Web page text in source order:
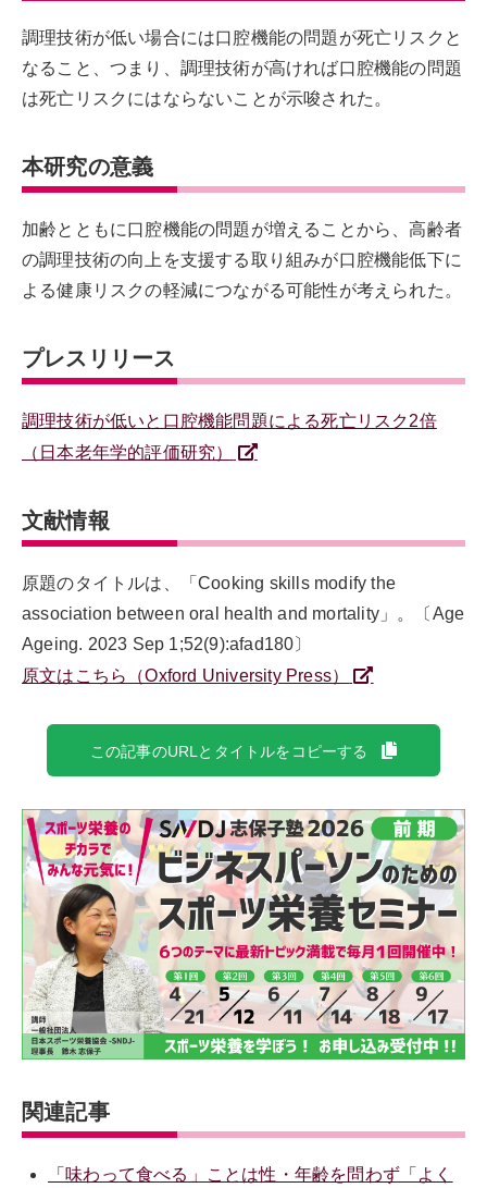
調理技術が低い場合には口腔機能の問題が死亡リスクと
なること、つまり、調理技術が高ければ口腔機能の問題
は死亡リスクにはならないことが示唆された。
本研究の意義
加齢とともに口腔機能の問題が増えることから、高齢者
の調理技術の向上を支援する取り組みが口腔機能低下に
よる健康リスクの軽減につながる可能性が考えられた。
プレスリリース
調理技術が低いと口腔機能問題による死亡リスク2倍
（日本老年学的評価研究）
文献情報
原題のタイトルは、「Cooking skills modify the
association between oral health and mortality」。〔Age
Ageing. 2023 Sep 1;52(9):afad180〕
原文はこちら（Oxford University Press）
この記事のURLとタイトルをコピーする
関連記事
「味わって食べる」ことは性・年齢を問わず「よく